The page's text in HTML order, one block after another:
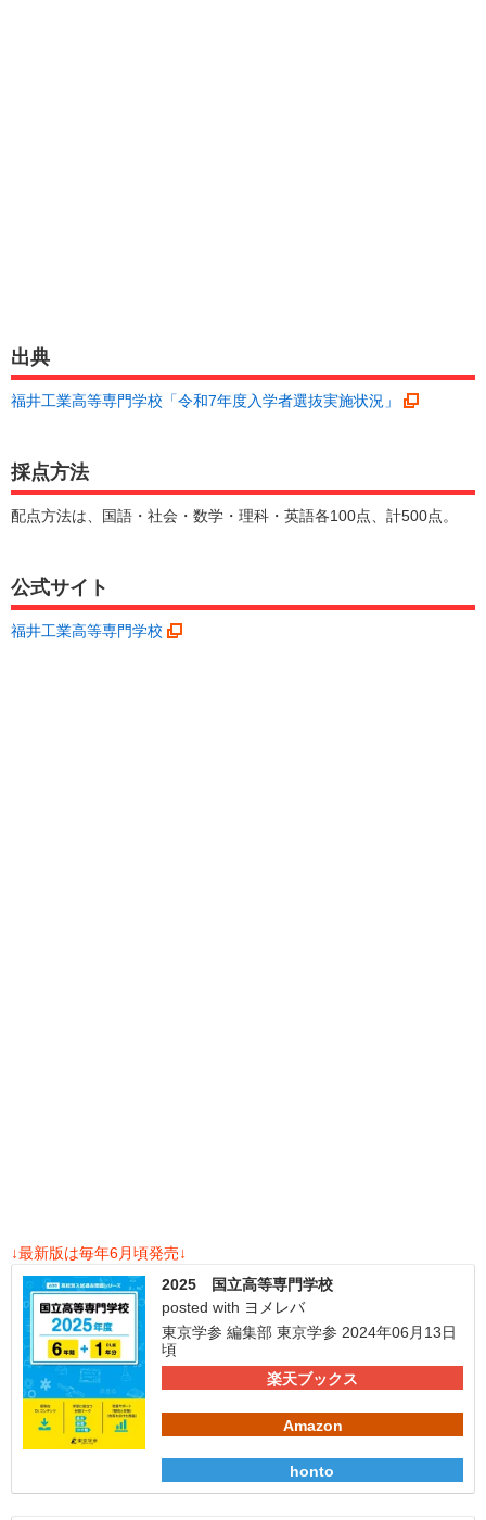
出典
福井工業高等専門学校「令和7年度入学者選抜実施状況」
採点方法
配点方法は、国語・社会・数学・理科・英語各100点、計500点。
公式サイト
福井工業高等専門学校
↓最新版は毎年6月頃発売↓
2025 国立高等専門学校
posted with ヨメレバ
東京学参 編集部 東京学参 2024年06月13日
頃
楽天ブックス
Amazon
honto